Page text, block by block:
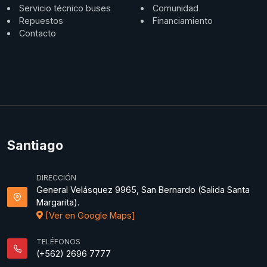
Servicio técnico buses
Repuestos
Contacto
Comunidad
Financiamiento
Santiago
DIRECCIÓN
General Velásquez 9965, San Bernardo (Salida Santa
Margarita).
[Ver en Google Maps]
TELÉFONOS
(+562) 2696 7777